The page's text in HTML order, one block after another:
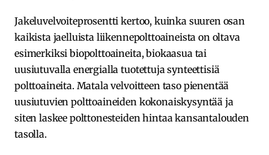
Jakeluvelvoiteprosentti kertoo, kuinka suuren osan
kaikista jaelluista liikennepolttoaineista on oltava
esimerkiksi biopolttoaineita, biokaasua tai
uusiutuvalla energialla tuotettuja synteettisiä
polttoaineita. Matala velvoitteen taso pienentää
uusiutuvien polttoaineiden kokonaiskysyntää ja
siten laskee polttonesteiden hintaa kansantalouden
tasolla.